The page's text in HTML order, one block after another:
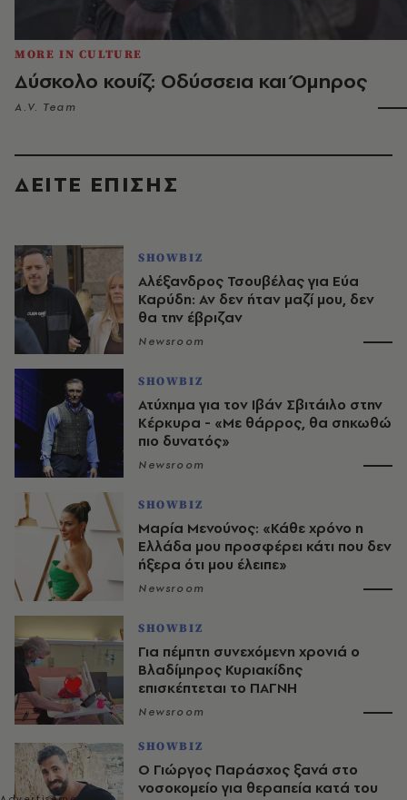
MORE IN CULTURE
Δύσκολο κουίζ: Οδύσσεια και Όμηρος
A.V. Team
ΔΕΙΤΕ ΕΠΙΣΗΣ
SHOWBIZ
Αλέξανδρος Τσουβέλας για Εύα
Καρύδη: Αν δεν ήταν μαζί μου, δεν
θα την έβριζαν
Newsroom
SHOWBIZ
Ατύχημα για τον Ιβάν Σβιτάιλο στην
Κέρκυρα - «Με θάρρος, θα σηκωθώ
πιο δυνατός»​​​​​​​​​​​​​​​​​​​​​​​​​​​​​​​​​​​​​​​​​
Newsroom
SHOWBIZ
Μαρία Μενούνος: «Κάθε χρόνο η
Ελλάδα μου προσφέρει κάτι που δεν
ήξερα ότι μου έλειπε»
Newsroom
SHOWBIZ
Για πέμπτη συνεχόμενη χρονιά ο
Βλαδίμηρος Κυριακίδης
επισκέπτεται το ΠΑΓΝΗ
Newsroom
SHOWBIZ
O Γιώργος Παράσχος ξανά στο
νοσοκομείο για θεραπεία κατά του